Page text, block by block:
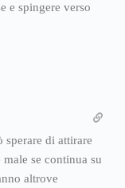
e spingere verso
sperare di attirare
se continua su
altrove